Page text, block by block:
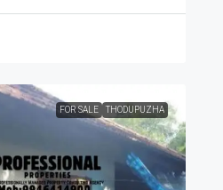
FOR SALE THODUPUZHA